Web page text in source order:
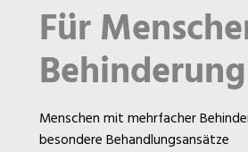
Für
Behinderung
Menschen mit mehrfacher
besondere Behandlungsansätze